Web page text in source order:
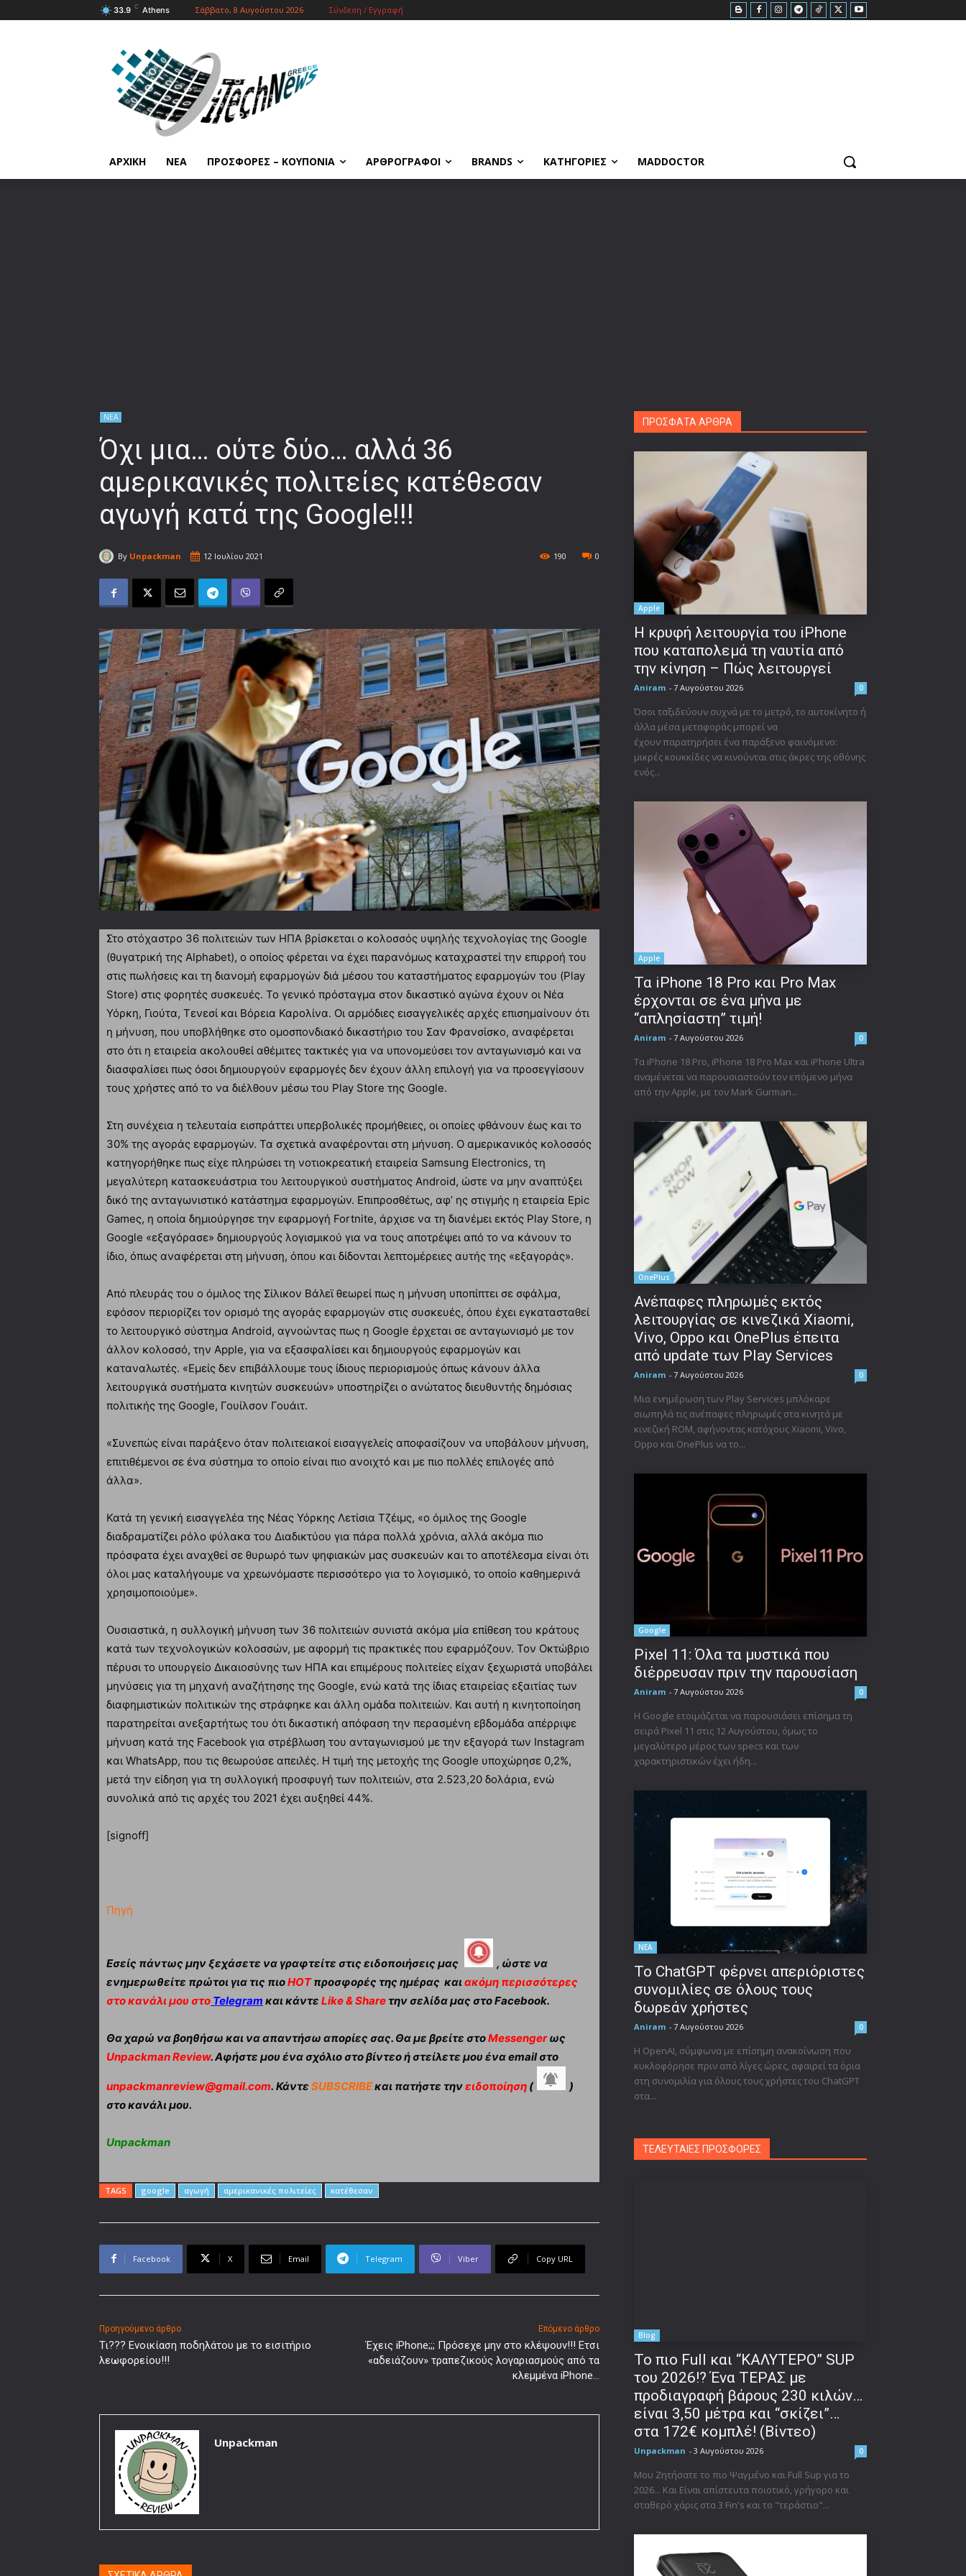
33.9 C Athens Σάββατο, 8 Αυγούστου 2026 Σύνδεση / Εγγραφή
ΑΡΧΙΚΗ ΝΕΑ ΠΡΟΣΦΟΡΕΣ – ΚΟΥΠΟΝΙΑ ΑΡΘΡΟΓΡΑΦΟΙ BRANDS ΚΑΤΗΓΟΡΙΕΣ MADDOCTOR
ΝΕΑ
Όχι μια… ούτε δύο… αλλά 36
αμερικανικές πολιτείες κατέθεσαν
αγωγή κατά της Google!!!
By Unpackman 12 Ιουλίου 2021 0
190
Στο στόχαστρο 36 πολιτειών των ΗΠΑ βρίσκεται ο κολοσσός υψηλής τεχνολογίας της Google
(θυγατρική της Alphabet), ο οποίος φέρεται να έχει παρανόμως καταχραστεί την επιρροή του
στις πωλήσεις και τη διανομή εφαρμογών διά μέσου του καταστήματος εφαρμογών του (Play
Store) στις φορητές συσκευές. Το γενικό πρόσταγμα στον δικαστικό αγώνα έχουν οι Νέα
Υόρκη, Γιούτα, Τενεσί και Βόρεια Καρολίνα. Οι αρμόδιες εισαγγελικές αρχές επισημαίνουν ότι
η μήνυση, που υποβλήθηκε στο ομοσπονδιακό δικαστήριο του Σαν Φρανσίσκο, αναφέρεται
στο ότι η εταιρεία ακολουθεί αθέμιτες τακτικές για να υπονομεύσει τον ανταγωνισμό και να
διασφαλίσει πως όσοι δημιουργούν εφαρμογές δεν έχουν άλλη επιλογή για να προσεγγίσουν
τους χρήστες από το να διέλθουν μέσω του Play Store της Google.
Στη συνέχεια η τελευταία εισπράττει υπερβολικές προμήθειες, οι οποίες φθάνουν έως και το
30% της αγοράς εφαρμογών. Τα σχετικά αναφέρονται στη μήνυση. Ο αμερικανικός κολοσσός
κατηγορήθηκε πως είχε πληρώσει τη νοτιοκρεατική εταιρεία Samsung Electronics, τη
μεγαλύτερη κατασκευάστρια του λειτουργικού συστήματος Android, ώστε να μην αναπτύξει
δικό της ανταγωνιστικό κατάστημα εφαρμογών. Επιπροσθέτως, αφ’ ης στιγμής η εταιρεία Epic
Gameς, η οποία δημιούργησε την εφαρμογή Fortnite, άρχισε να τη διανέμει εκτός Play Store, η
Google «εξαγόρασε» δημιουργούς λογισμικού για να τους αποτρέψει από το να κάνουν το
ίδιο, όπως αναφέρεται στη μήνυση, όπου και δίδονται λεπτομέρειες αυτής της «εξαγοράς».
Από πλευράς του ο όμιλος της Σίλικον Βάλεϊ θεωρεί πως η μήνυση υποπίπτει σε σφάλμα,
εφόσον περιορίζει τον ορισμό της αγοράς εφαρμογών στις συσκευές, όπου έχει εγκατασταθεί
το λειτουργικό σύστημα Android, αγνοώντας πως η Google έρχεται σε ανταγωνισμό με τον
άλλον κολοσσό, την Apple, για να εξασφαλίσει και δημιουργούς εφαρμογών και
καταναλωτές. «Εμείς δεν επιβάλλουμε τους ίδιους περιορισμούς όπως κάνουν άλλα
λειτουργικά συστήματα κινητών συσκευών» υποστηρίζει ο ανώτατος διευθυντής δημόσιας
πολιτικής της Google, Γουίλσον Γουάιτ.
«Συνεπώς είναι παράξενο όταν πολιτειακοί εισαγγελείς αποφασίζουν να υποβάλουν μήνυση,
επιτιθέμενοι σε ένα σύστημα το οποίο είναι πιο ανοιχτό και με πιο πολλές επιλογές από
άλλα».
Κατά τη γενική εισαγγελέα της Νέας Υόρκης Λετίσια Τζέιμς, «ο όμιλος της Google
διαδραματίζει ρόλο φύλακα του Διαδικτύου για πάρα πολλά χρόνια, αλλά ακόμα πιο
πρόσφατα έχει αναχθεί σε θυρωρό των ψηφιακών μας συσκευών και το αποτέλεσμα είναι ότι
όλοι μας καταλήγουμε να χρεωνόμαστε περισσότερο για το λογισμικό, το οποίο καθημερινά
χρησιμοποιούμε».
Ουσιαστικά, η συλλογική μήνυση των 36 πολιτειών συνιστά ακόμα μία επίθεση του κράτους
κατά των τεχνολογικών κολοσσών, με αφορμή τις πρακτικές που εφαρμόζουν. Τον Οκτώβριο
πέρυσι το υπουργείο Δικαιοσύνης των ΗΠΑ και επιμέρους πολιτείες είχαν ξεχωριστά υποβάλει
μηνύσεις για τη μηχανή αναζήτησης της Google, ενώ κατά της ίδιας εταιρείας εξαιτίας των
διαφημιστικών πολιτικών της στράφηκε και άλλη ομάδα πολιτειών. Και αυτή η κινητοποίηση
παρατηρείται ανεξαρτήτως του ότι δικαστική απόφαση την περασμένη εβδομάδα απέρριψε
μήνυση κατά της Facebook για στρέβλωση του ανταγωνισμού με την εξαγορά των Instagram
και WhatsApp, που τις θεωρούσε απειλές. Η τιμή της μετοχής της Google υποχώρησε 0,2%,
μετά την είδηση για τη συλλογική προσφυγή των πολιτειών, στα 2.523,20 δολάρια, ενώ
συνολικά από τις αρχές του 2021 έχει αυξηθεί 44%.
[signoff]
Πηγή
Εσείς πάντως μην ξεχάσετε να γραφτείτε στις ειδοποιήσεις μας
, ώστε να
ενημερωθείτε πρώτοι για τις πιοHOTπροσφορές της ημέρας καιακόμη περισσότερες
στο κανάλι μου στο Telegram και κάντε Like & Share την σελίδα μας στο Facebook.
Θα χαρώ να βοηθήσω και να απαντήσω απορίες σας. Θα με βρείτε στοMessengerως
Unpackman Review. Αφήστε μου ένα σχόλιο στο βίντεο ή στείλετε μου ένα email στο
unpackmanreview@gmail.com. Κάντε SUBSCRIBEκαι πατήστε τηνειδοποίηση (
)
στο κανάλι μου.
Unpackman
TAGS google αγωγή αμερικανικές πολιτείες κατέθεσαν
Facebook X Email Telegram Viber Copy URL
Προηγούμενο άρθρο
Τι??? Ενοικίαση ποδηλάτου με το εισιτήριο
λεωφορείου!!!
Επόμενο άρθρο
Έχεις iPhone;;; Πρόσεχε μην στο κλέψουν!!! Ετσι
«αδειάζουν» τραπεζικούς λογαριασμούς από τα
κλεμμένα iPhone…
Unpackman
ΠΡΟΣΦΑΤΑ ΑΡΘΡΑ
Apple
Η κρυφή λειτουργία του iPhone
που καταπολεμά τη ναυτία από
την κίνηση – Πώς λειτουργεί
Aniram - 7 Αυγούστου 2026 0
Όσοι ταξιδεύουν συχνά με το μετρό, το αυτοκίνητο ή
άλλα μέσα μεταφοράς μπορεί να
έχουν παρατηρήσει ένα παράξενο φαινόμενο:
μικρές κουκκίδες να κινούνται στις άκρες της οθόνης
ενός...
Apple
Τα iPhone 18 Pro και Pro Max
έρχονται σε ένα μήνα με
“απλησίαστη” τιμή!
Aniram - 7 Αυγούστου 2026 0
Τα iPhone 18 Pro, iPhone 18 Pro Max και iPhone Ultra
αναμένεται να παρουσιαστούν τον επόμενο μήνα
από την Apple, με τον Mark Gurman...
OnePlus
Ανέπαφες πληρωμές εκτός
λειτουργίας σε κινεζικά Xiaomi,
Vivo, Oppo και OnePlus έπειτα
από update των Play Services
Aniram - 7 Αυγούστου 2026 0
Μια ενημέρωση των Play Services μπλόκαρε
σιωπηλά τις ανέπαφες πληρωμές στα κινητά με
κινεζική ROM, αφήνοντας κατόχους Xiaomi, Vivo,
Oppo και OnePlus να το...
Google
Pixel 11: Όλα τα μυστικά που
διέρρευσαν πριν την παρουσίαση
Aniram - 7 Αυγούστου 2026 0
Η Google ετοιμάζεται να παρουσιάσει επίσημα τη
σειρά Pixel 11 στις 12 Αυγούστου, όμως το
μεγαλύτερο μέρος των specs και των
χαρακτηριστικών έχει ήδη...
ΝΕΑ
Το ChatGPT φέρνει απεριόριστες
συνομιλίες σε όλους τους
δωρεάν χρήστες
Aniram - 7 Αυγούστου 2026 0
Η OpenAI, σύμφωνα με επίσημη ανακοίνωση που
κυκλοφόρησε πριν από λίγες ώρες, αφαιρεί τα όρια
στη συνομιλία για όλους τους χρήστες του ChatGPT
στα...
ΤΕΛΕΥΤΑΙΕΣ ΠΡΟΣΦΟΡΕΣ
Blog
To πιο Full και “ΚΑΛΥΤΕΡΟ” SUP
του 2026!? Ένα ΤΕΡΑΣ με
προδιαγραφή βάρους 230 κιλών…
είναι 3,50 μέτρα και “σκίζει”…
στα 172€ κομπλέ! (Βίντεο)
Unpackman - 3 Αυγούστου 2026 0
Μου Ζητήσατε το πιο Ψαγμένο και Full Sup για το
2026... Και Είναι απίστευτα ποιοτικό, γρήγορο και
σταθερό χάρις στα 3 Fin's και το "τεράστιο"...